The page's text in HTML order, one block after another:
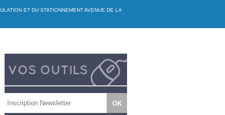
ET DU STATIONNEMENT AVENUE DE LA